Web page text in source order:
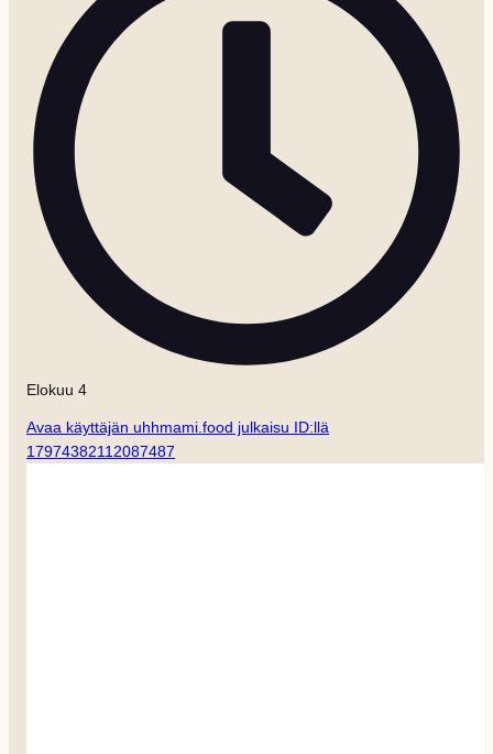
Elokuu 4
Avaa käyttäjän uhhmami.food julkaisu ID:llä
17974382112087487